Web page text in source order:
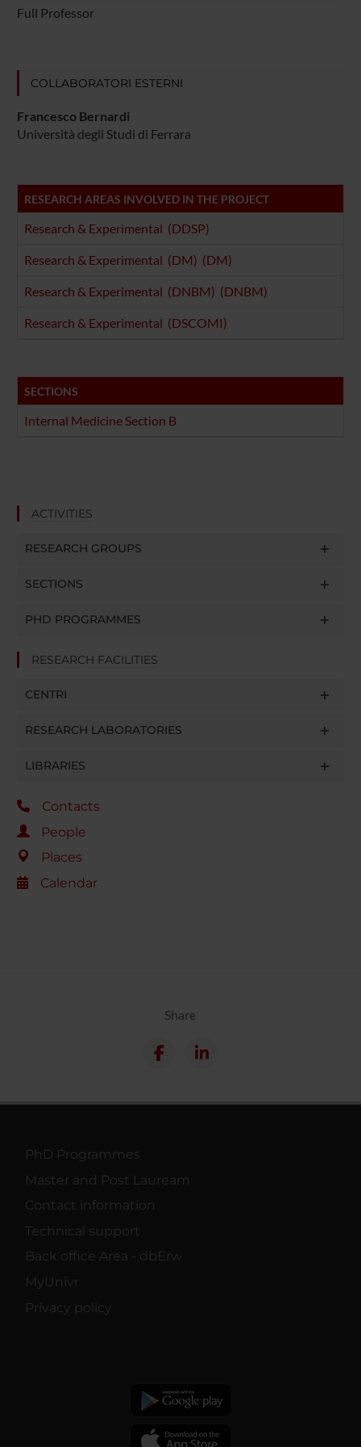
raccolto dal tuo utilizzo dei loro servizi.
Full Professor
COLLABORATORI ESTERNI
Francesco Bernardi
Università degli Studi di Ferrara
RESEARCH AREAS INVOLVED IN THE PROJECT
Research & Experimental (DDSP)
Research & Experimental (DM) (DM)
Research & Experimental (DNBM) (DNBM)
Research & Experimental (DSCOMI)
SECTIONS
Internal Medicine Section B
ACTIVITIES
RESEARCH GROUPS
SECTIONS
PHD PROGRAMMES
RESEARCH FACILITIES
CENTRI
RESEARCH LABORATORIES
LIBRARIES
Contacts
People
Places
Calendar
Share
PhD Programmes
Master and Post Lauream
Contact information
Technical support
Back office Area - dbErw
MyUnivr
Privacy policy